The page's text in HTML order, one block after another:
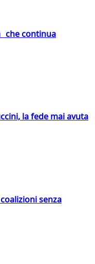
che continua
la fede mai avuta
senza